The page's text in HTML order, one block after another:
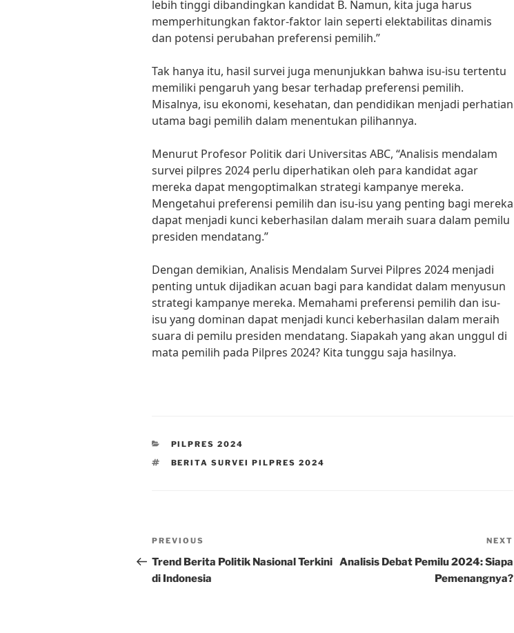
lebih tinggi dibandingkan kandidat B. Namun, kita juga harus
memperhitungkan faktor-faktor lain seperti elektabilitas dinamis
dan potensi perubahan preferensi pemilih.”
Tak hanya itu, hasil survei juga menunjukkan bahwa isu-isu tertentu
memiliki pengaruh yang besar terhadap preferensi pemilih.
Misalnya, isu ekonomi, kesehatan, dan pendidikan menjadi perhatian
utama bagi pemilih dalam menentukan pilihannya.
Menurut Profesor Politik dari Universitas ABC, “Analisis mendalam
survei pilpres 2024 perlu diperhatikan oleh para kandidat agar
mereka dapat mengoptimalkan strategi kampanye mereka.
Mengetahui preferensi pemilih dan isu-isu yang penting bagi mereka
dapat menjadi kunci keberhasilan dalam meraih suara dalam pemilu
presiden mendatang.”
Dengan demikian, Analisis Mendalam Survei Pilpres 2024 menjadi
penting untuk dijadikan acuan bagi para kandidat dalam menyusun
strategi kampanye mereka. Memahami preferensi pemilih dan isu-
isu yang dominan dapat menjadi kunci keberhasilan dalam meraih
suara di pemilu presiden mendatang. Siapakah yang akan unggul di
mata pemilih pada Pilpres 2024? Kita tunggu saja hasilnya.
CATEGORIES
PILPRES 2024
TAGS
BERITA SURVEI PILPRES 2024
Post
navigation
Previous
Post
PREVIOUS
Trend Berita Politik Nasional Terkini
di Indonesia
NEXT
Analisis Debat Pemilu 2024: Siapa
Pemenangnya?